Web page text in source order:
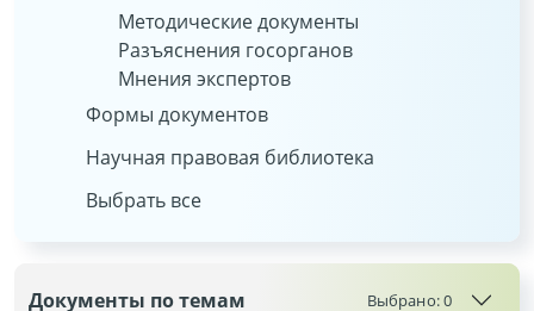
Методические документы
Разъяснения госорганов
Мнения экспертов
Формы документов
Научная правовая библиотека
Выбрать все
Документы по темам Выбрано:0